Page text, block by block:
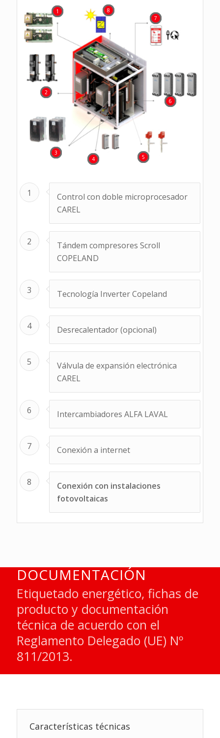
1
2
3
4
5
6
7
8
1
Control con doble microprocesador
CAREL
2
Tándem compresores Scroll
COPELAND
3 Tecnología Inverter Copeland
4 Desrecalentador (opcional)
5
Válvula de expansión electrónica
CAREL
6 Intercambiadores ALFA LAVAL
7 Conexión a internet
8
Conexión con instalaciones
fotovoltaicas
DOCUMENTACIÓN
Etiquetado energético, fichas de
producto y documentación
técnica de acuerdo con el
Reglamento Delegado (UE) Nº
811/2013.
Características técnicas